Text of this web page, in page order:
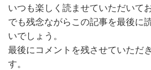
いつも楽しく読ませていただいて
でも残念ながらこの記事を最後に
いでしょう。
最後にコメントを残させていただ
す。